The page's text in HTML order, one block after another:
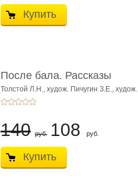
Купить
После бала. Рассказы
Толстой Л.Н., худож. Пичугин З.Е., худож.
Лебедев А.И.,
140 руб. 108 руб.
Купить